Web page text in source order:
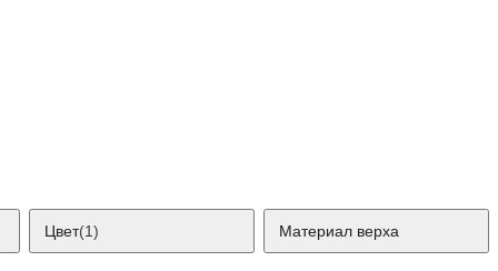
Цвет(1) Материал верха